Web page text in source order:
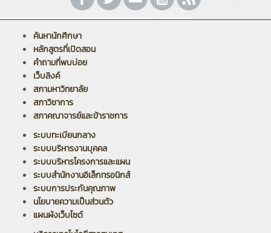
ค้นหานักศึกษา
หลักสูตรที่เปิดสอน
คำถามที่พบบ่อย
เว็บลิงค์
สภามหาวิทยาลัย
สภาวิชาการ
สภาคณาจารย์และข้าราชการ
ระบบทะเบียนกลาง
ระบบบริหารงานบุคคล
ระบบบริหารโครงการและแผน
ระบบสำนักงานอิเล็กทรอนิกส์
ระบบการประกันคุณภาพ
นโยบายความเป็นส่วนตัว
แผนผังเว็บไซต์